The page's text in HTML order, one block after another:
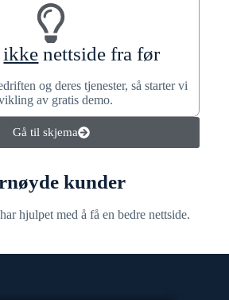
ikke nettside fra før
og deres tjenester, så starter vi
av gratis demo.
Gå til skjema
kunder
hjulpet med å få en bedre nettside.